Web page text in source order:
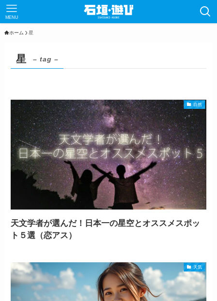
MENU
ホーム 星
星 – tag –
自然
天文学者が選んだ！日本一の星空とオススメスポッ
ト５選（恋アス）
天気